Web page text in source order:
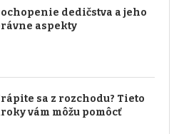
dedičstva a jeho
aspekty
sa z rozchodu? Tieto
vám môžu pomôcť